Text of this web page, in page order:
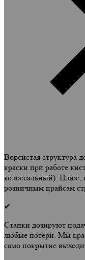
Ворсистая структура
краски при работе
колоссальный). Плюс,
розничным прайсам
✔
Станки дозируют
любые потери. Мы
само покрытие